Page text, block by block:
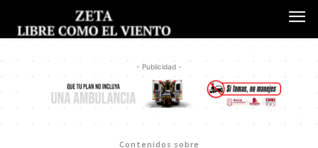
- Publicidad -
Contenidos sobre